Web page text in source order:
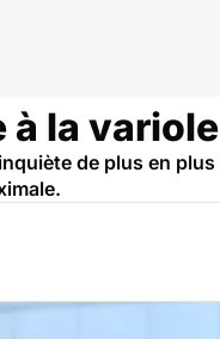
à la
de plus en